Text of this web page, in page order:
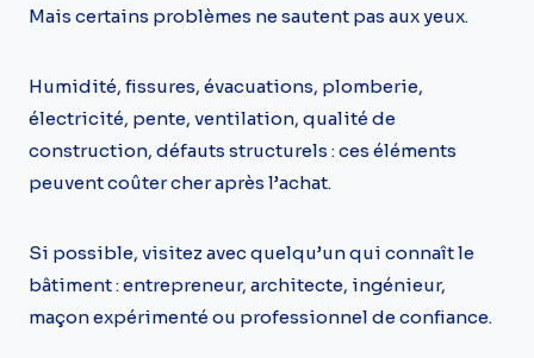
Mais certains problèmes ne sautent pas aux yeux.
Humidité, fissures, évacuations, plomberie,
électricité, pente, ventilation, qualité de
construction, défauts structurels : ces éléments
peuvent coûter cher après l’achat.
Si possible, visitez avec quelqu’un qui connaît le
bâtiment : entrepreneur, architecte, ingénieur,
maçon expérimenté ou professionnel de confiance.